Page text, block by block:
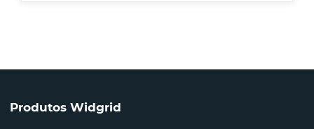
Produtos Widgrid